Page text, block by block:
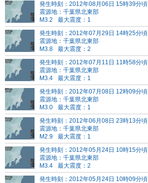
発生時刻：2012年08月06日 15時39分頃
震源地：千葉県北東部
M3.2
最大震度：1
発生時刻：2012年07月29日 14時25分頃
震源地：千葉県北東部
M3.8
最大震度：2
発生時刻：2012年07月11日 11時58分頃
震源地：千葉県北東部
M3.4
最大震度：1
発生時刻：2012年07月08日 12時09分頃
震源地：千葉県北東部
M3.0
最大震度：1
発生時刻：2012年06月08日 23時13分頃
震源地：千葉県北東部
M2.9
最大震度：1
発生時刻：2012年05月24日 10時15分頃
震源地：千葉県北東部
M3.4
最大震度：2
発生時刻：2012年05月24日 10時09分頃